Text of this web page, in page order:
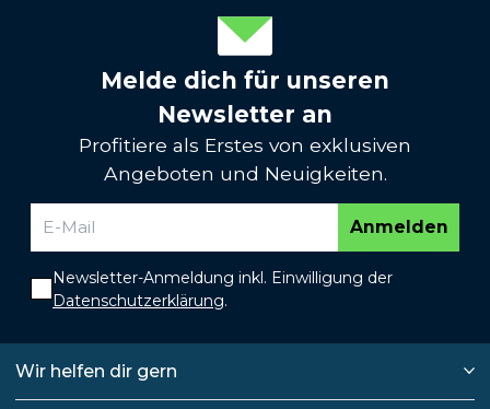
Melde dich für unseren
Newsletter an
Profitiere als Erstes von exklusiven
Angeboten und Neuigkeiten.
Anmelden
Newsletter-Anmeldung inkl. Einwilligung der
Datenschutzerklärung.
Wir helfen dir gern